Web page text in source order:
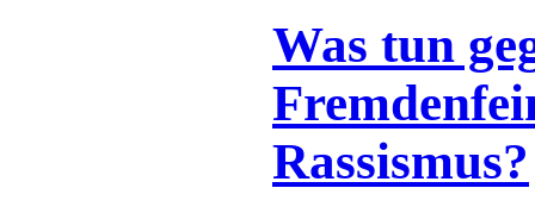
Was tun
Rassismus?